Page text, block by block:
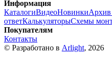
Информация
КаталогиВидеоНовинкиАрхив
ответКалькуляторыСхемы
Покупателям
Контакты
© Разработано в Arlight, 2026